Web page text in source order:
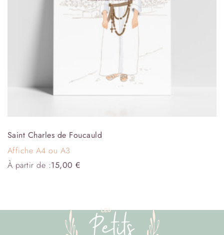
Saint Charles de Foucauld
Affiche A4 ou A3
À partir de :15,00€